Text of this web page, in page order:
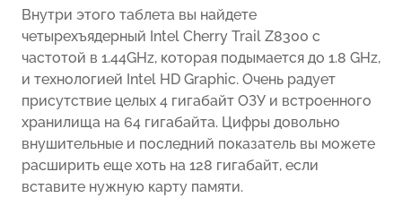
Внутри этого таблета вы найдете
четырехъядерный Intel Cherry Trail Z8300 c
частотой в 1.44GHz, которая подымается до 1.8 GHz,
и технологией Intel HD Graphic. Очень радует
присутствие целых 4 гигабайт ОЗУ и встроенного
хранилища на 64 гигабайта. Цифры довольно
внушительные и последний показатель вы можете
расширить еще хоть на 128 гигабайт, если
вставите нужную карту памяти.